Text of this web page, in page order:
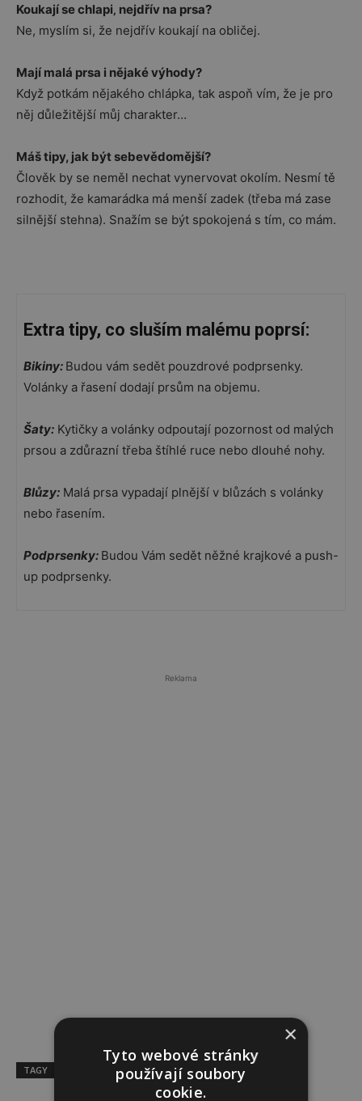
Koukají se chlapi‚ nejdřív na prsa?
Ne, myslím si, že nejdřív koukají na obličej.
Mají malá prsa i nějaké výhody?
Když potkám nějakého chlápka, tak aspoň vím, že je pro
něj důležitější můj charakter…
Máš tipy, jak být sebevědomější?
Člověk by se neměl nechat vynervovat okolím. Nesmí tě
rozhodit, že kamarádka má menší zadek (třeba má zase
silnější stehna). Snažím se být spokojená s tím, co mám.
Extra tipy, co sluším malému poprsí:
Bikiny: Budou vám sedět pouzdrové podprsenky.
Volánky a řasení dodají prsům na objemu.
Šaty: Kytičky a volánky odpoutají pozornost od malých
prsou a zdůrazní třeba štíhlé ruce nebo dlouhé nohy.
Blůzy: Malá prsa vypadají plnější v blůzách s volánky
nebo řasením.
Podprsenky: Budou Vám sedět něžné krajkové a push-
up podprsenky.
Reklama
TAGY péče o tělo prsa tělo
×
Tyto webové stránky
používají soubory
cookie.